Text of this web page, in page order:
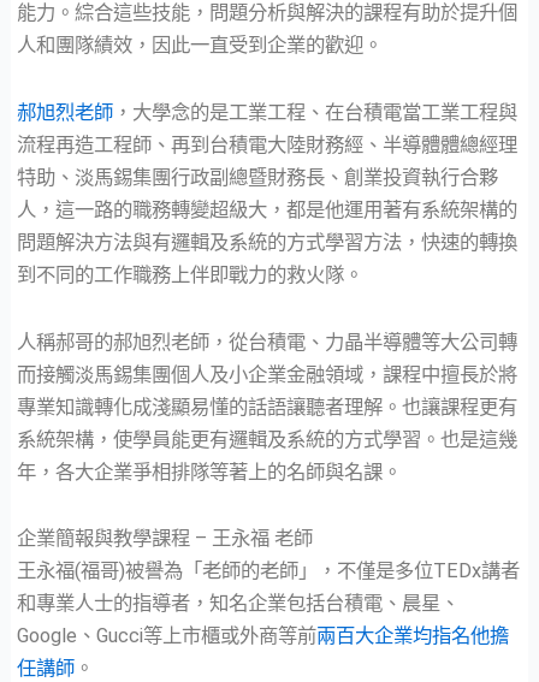
能力。綜合這些技能，問題分析與解決的課程有助於提升個
人和團隊績效，因此一直受到企業的歡迎。
郝旭烈老師，大學念的是工業工程、在台積電當工業工程與
流程再造工程師、再到台積電大陸財務經、半導體體總經理
特助、淡馬錫集團行政副總暨財務長、創業投資執行合夥
人，這一路的職務轉變超級大，都是他運用著有系統架構的
問題解決方法與有邏輯及系統的方式學習方法，快速的轉換
到不同的工作職務上伴即戰力的救火隊。
人稱郝哥的郝旭烈老師，從台積電、力晶半導體等大公司轉
而接觸淡馬錫集團個人及小企業金融領域，課程中擅長於將
專業知識轉化成淺顯易懂的話語讓聽者理解。也讓課程更有
系統架構，使學員能更有邏輯及系統的方式學習。也是這幾
年，各大企業爭相排隊等著上的名師與名課。
企業簡報與教學課程 – 王永福 老師
王永福(福哥)被譽為「老師的老師」，不僅是多位TEDx講者
和專業人士的指導者，知名企業包括台積電、晨星、
Google、Gucci等上市櫃或外商等前兩百大企業均指名他擔
任講師。